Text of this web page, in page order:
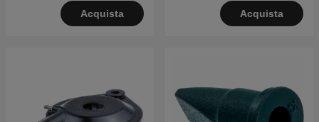
Acquista Acquista